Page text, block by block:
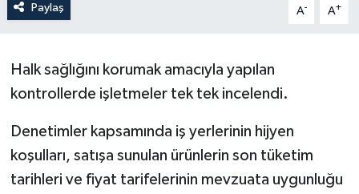
Paylaş A- A+
Halk sağlığını korumak amacıyla yapılan
kontrollerde işletmeler tek tek incelendi.
Denetimler kapsamında iş yerlerinin hijyen
koşulları, satışa sunulan ürünlerin son tüketim
tarihleri ve fiyat tarifelerinin mevzuata uygunluğu